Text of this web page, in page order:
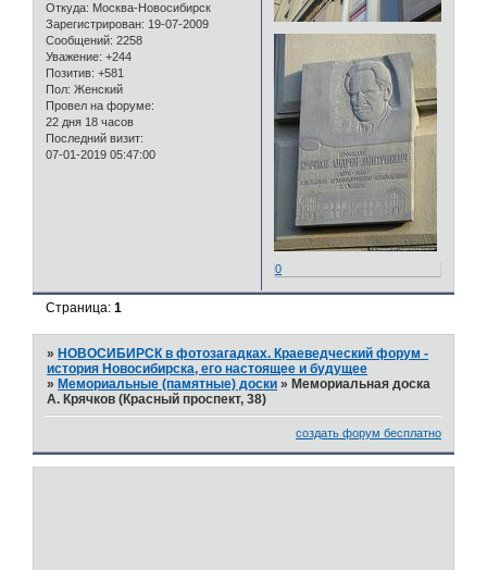
Откуда: Москва-Новосибирск
Зарегистрирован: 19-07-2009
Сообщений: 2258
Уважение: +244
Позитив: +581
Пол: Женский
Провел на форуме:
22 дня 18 часов
Последний визит:
07-01-2019 05:47:00
0
Страница:1
»НОВОСИБИРСК в фотозагадках. Краеведческий форум -
история Новосибирска, его настоящее и будущее
»Мемориальные (памятные) доски »Мемориальная доска
А. Крячков (Красный проспект, 38)
создать форум бесплатно